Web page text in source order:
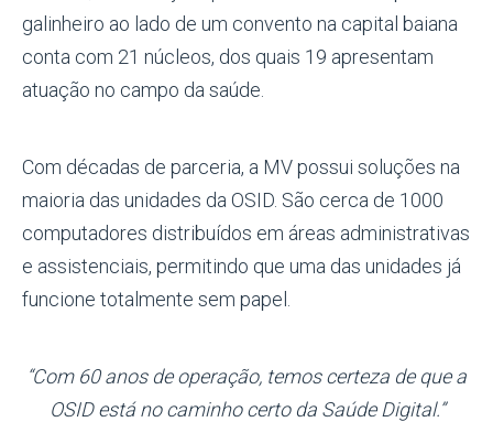
galinheiro ao lado de um convento na capital baiana
conta com 21 núcleos, dos quais 19 apresentam
atuação no campo da saúde.
Com décadas de parceria, a MV possui soluções na
maioria das unidades da OSID. São cerca de 1000
computadores distribuídos em áreas administrativas
e assistenciais, permitindo que uma das unidades já
funcione totalmente sem papel.
“Com 60 anos de operação, temos certeza de que a
OSID está no caminho certo da Saúde Digital.”